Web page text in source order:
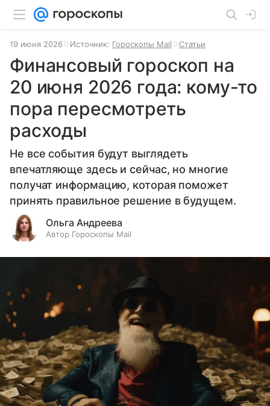
19 июня 2026 Источник: Гороскопы Mail Статьи
Финансовый гороскоп на
20 июня 2026 года: кому-то
пора пересмотреть
расходы
Не все события будут выглядеть
впечатляюще здесь и сейчас, но многие
получат информацию, которая поможет
принять правильное решение в будущем.
Ольга Андреева
Автор Гороскопы Mail